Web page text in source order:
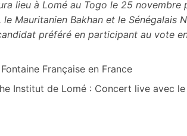
lieu à Lomé au Togo le 25
Mauritanien Bakhan et le Sénégalais
préféré en participant au vote en
Française en France
Institut de Lomé : Concert live avec